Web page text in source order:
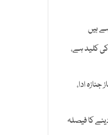
کلید ہے،
ادا،
کا فیصلہ